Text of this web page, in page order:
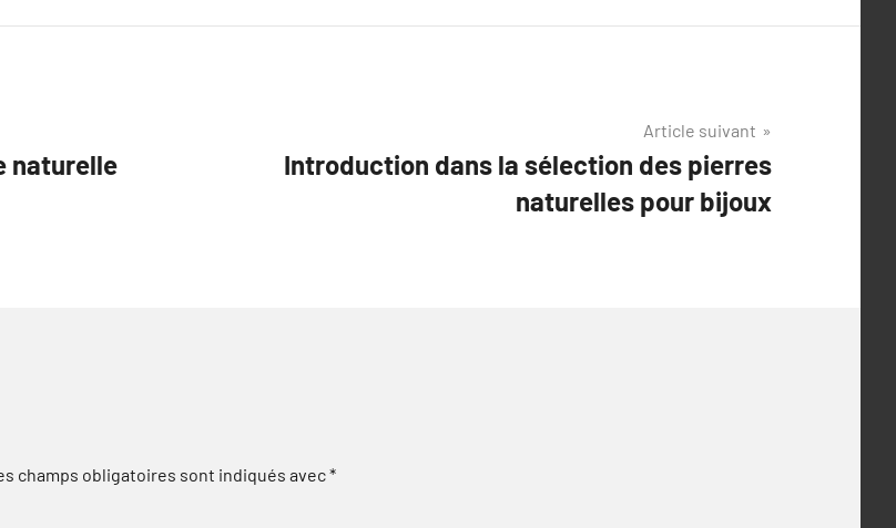
naturelle
Article suivant
Introduction dans la sélection des pierres
naturelles pour bijoux
champs obligatoires sont indiqués avec*